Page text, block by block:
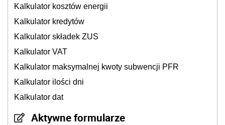
Kalkulator kosztów energii
Kalkulator kredytów
Kalkulator składek ZUS
Kalkulator VAT
Kalkulator maksymalnej kwoty subwencji PFR
Kalkulator ilości dni
Kalkulator dat
Aktywne formularze